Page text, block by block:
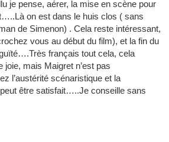
je pense, aérer, la mise en scène pour
on est dans le huis clos ( sans
de Simenon) . Cela reste intéressant,
vous au début du film), et la fin du
français tout cela, cela
joie, mais Maigret n’est pas
l’austérité scénaristique et la
être satisfait…..Je conseille sans